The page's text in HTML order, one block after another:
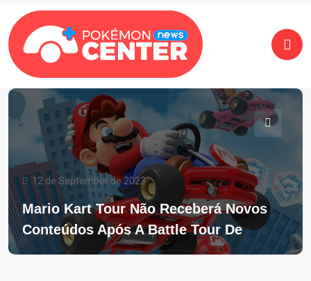
12 de September de 2023
Mario Kart Tour Não Receberá Novos
Conteúdos Após A Battle Tour De